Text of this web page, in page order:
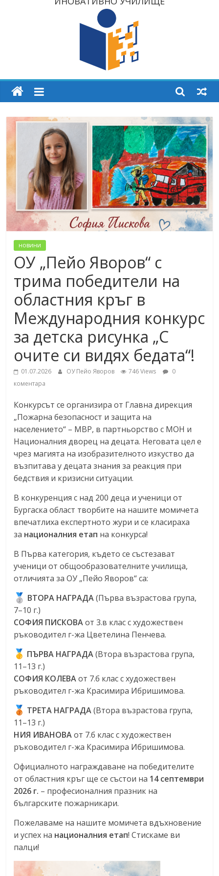
новини
ОУ „Пейо Яворов“ с
трима победители на
областния кръг в
Международния конкурс
за детска рисунка „С
очите си видях бедата“!
01.07.2026 ОУ Пейо Яворов 746 Views
0
коментара
Конкурсът се организира от Главна дирекция
„Пожарна безопасност и защита на
населението“ – МВР, в партньорство с МОН и
Националния дворец на децата. Неговата цел е
чрез магията на изобразителното изкуство да
възпитава у децата знания за реакция при
бедствия и кризисни ситуации.
В конкуренция с над 200 деца и ученици от
Бургаска област творбите на нашите момичета
впечатлиха експертното жури и се класираха
за националния етап на конкурса!
В Първа категория, където се състезават
ученици от общообразователните училища,
отличията за ОУ „Пейо Яворов“ са:
ВТОРА НАГРАДА(Първа възрастова група,
7–10 г.)
СОФИЯ ПИСКОВАот 3.в клас с художествен
ръководител г-жа Цветелина Пенчева.
ПЪРВА НАГРАДА(Втора възрастова група,
11–13 г.)
СОФИЯ КОЛЕВАот 7.б клас с художествен
ръководител г-жа Красимира Ибришимова.
ТРЕТА НАГРАДА(Втора възрастова група,
11–13 г.)
НИЯ ИВАНОВАот 7.б клас с художествен
ръководител г-жа Красимира Ибришимова.
Официалното награждаване на победителите
от областния кръг ще се състои на 14 септември
2026 г. – професионалния празник на
българските пожарникари.
Пожелаваме на нашите момичета вдъхновение
и успех на националния етап! Стискаме ви
палци!